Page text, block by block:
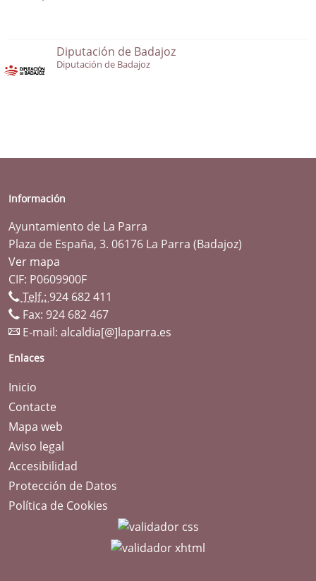
Diputación de Badajoz
Diputación de Badajoz
Información
Ayuntamiento de La Parra
Plaza de España, 3. 06176 La Parra (Badajoz)
Ver mapa
CIF: P0609900F
Telf.: 924 682 411
Fax: 924 682 467
E-mail: alcaldia[@]laparra.es
Enlaces
Inicio
Contacte
Mapa web
Aviso legal
Accesibilidad
Protección de Datos
Política de Cookies